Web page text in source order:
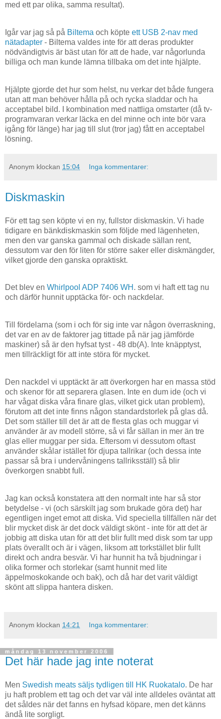
med ett par olika, samma resultat).
Igår var jag så på Biltema och köpte ett USB 2-nav med
nätadapter - Biltema valdes inte för att deras produkter
nödvändigtvis är bäst utan för att de hade, var någorlunda
billiga och man kunde lämna tillbaka om det inte hjälpte.
Hjälpte gjorde det hur som helst, nu verkar det både fungera
utan att man behöver hålla på och rycka sladdar och ha
acceptabel bild. I kombination med nattliga omstarter (då tv-
programvaran verkar läcka en del minne och inte bör vara
igång för länge) har jag till slut (tror jag) fått en acceptabel
lösning.
Anonym klockan 15:04 Inga kommentarer:
Diskmaskin
För ett tag sen köpte vi en ny, fullstor diskmaskin. Vi hade
tidigare en bänkdiskmaskin som följde med lägenheten,
men den var ganska gammal och diskade sällan rent,
dessutom var den för liten för större saker eller diskmängder,
vilket gjorde den ganska opraktiskt.
Det blev en Whirlpool ADP 7406 WH . som vi haft ett tag nu
och därför hunnit upptäcka för- och nackdelar.
Till fördelarna (som i och för sig inte var någon överraskning,
det var en av de faktorer jag tittade på när jag jämförde
maskiner) så är den hyfsat tyst - 48 db(A). Inte knäpptyst,
men tillräckligt för att inte störa för mycket.
Den nackdel vi upptäckt är att överkorgen har en massa stöd
och skenor för att separera glasen. Inte en dum ide (och vi
har vågat diska våra finare glas, vilket gick utan problem),
förutom att det inte finns någon standardstorlek på glas då.
Det som ställer till det är att de flesta glas och muggar vi
använder är av modell större, så vi får sällan in mer än tre
glas eller muggar per sida. Eftersom vi dessutom oftast
använder skålar istället för djupa tallrikar (och dessa inte
passar så bra i undervåningens tallriksställ) så blir
överkorgen snabbt full.
Jag kan också konstatera att den normalt inte har så stor
betydelse - vi (och särskilt jag som brukade göra det) har
egentligen inget emot att diska. Vid speciella tillfällen när det
blir mycket disk är det dock väldigt skönt - inte för att det är
jobbig att diska utan för att det blir fullt med disk som tar upp
plats överallt och är i vägen, liksom att torkstället blir fullt
direkt och andra besvär. Vi har hunnit ha två bjudningar i
olika former och storlekar (samt hunnit med lite
äppelmoskokande och bak), och då har det varit väldigt
skönt att slippa hantera disken.
Anonym klockan 14:21 Inga kommentarer:
måndag 13 november 2006
Det här hade jag inte noterat
Men Swedish meats säljs tydligen till HK Ruokatalo. De har
ju haft problem ett tag och det var väl inte alldeles oväntat att
det såldes när det fanns en hyfsad köpare, men det känns
ändå lite sorgligt.